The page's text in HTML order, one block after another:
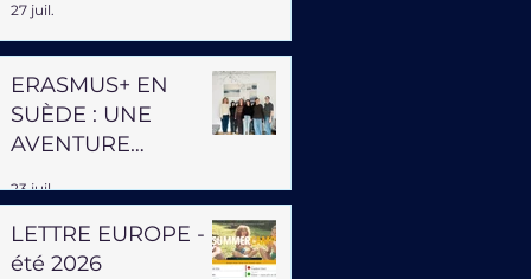
27 juil.
ERASMUS+ EN
SUÈDE : UNE
AVENTURE
ET HUMAINE
23 juil.
LETTRE EUROPE -
été 2026